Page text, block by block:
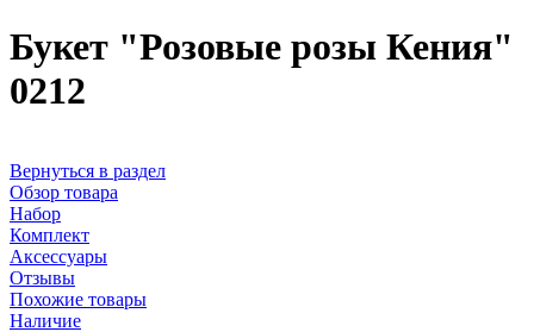
Букет "Розовые розы Кения"
0212
Вернуться в раздел
Обзор товара
Набор
Комплект
Аксессуары
Отзывы
Похожие товары
Наличие